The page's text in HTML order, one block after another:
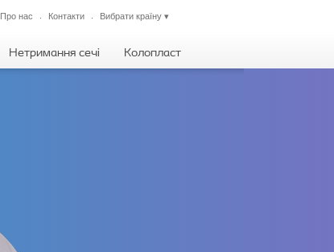
Закрити
Про нас Контакти Вибрати країну ▾
Нетримання сечі Колопласт